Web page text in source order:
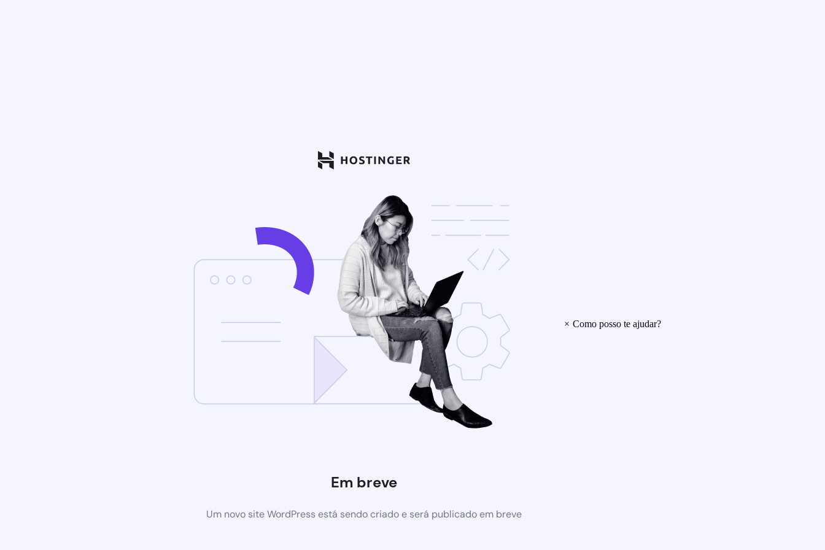
Em breve
Um novo site WordPress está sendo criado e será publicado em breve
× Como posso te ajudar?